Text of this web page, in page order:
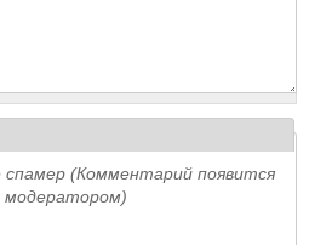
(Комментарий появится
модератором)